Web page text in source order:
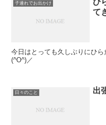
子連れでお出かけ
て
今日はとっても久しぶりにひ
(^O^)／
日々のこと 出